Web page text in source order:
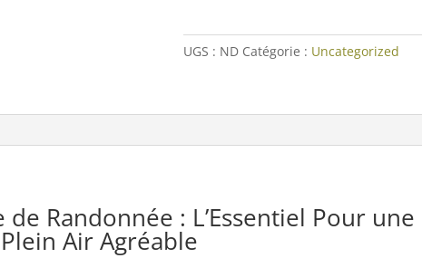
UGS : ND Catégorie : Uncategorized
Randonnée : L’Essentiel Pour une
Air Agréable